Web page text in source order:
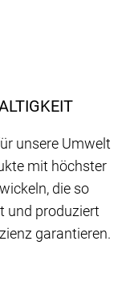
unsere Umwelt
mit höchster
die so
und produziert
garantieren.